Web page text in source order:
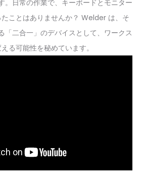
。日常の作業で、キーボードとモニター
ことはありませんか？ Welder は、そ
「二合一」のデバイスとして、ワークス
る可能性を秘めています。